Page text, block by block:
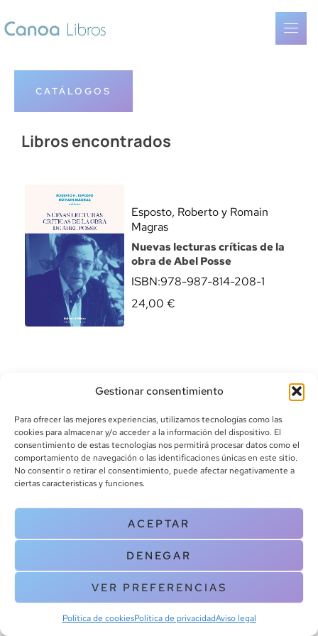
Gestionar consentimiento
Para ofrecer las mejores experiencias, utilizamos tecnologías como las
cookies para almacenar y/o acceder a la información del dispositivo. El
consentimiento de estas tecnologías nos permitirá procesar datos como el
comportamiento de navegación o las identificaciones únicas en este sitio.
No consentir o retirar el consentimiento, puede afectar negativamente a
ciertas características y funciones.
ACEPTAR
DENEGAR
VER PREFERENCIAS
Política de cookiesPolítica de privacidadAviso legal
CATÁLOGOS
Libros encontrados
Esposto, Roberto y Romain
Magras
Nuevas lecturas críticas de la
obra de Abel Posse
ISBN:978-987-814-208-1
24,00 €
info@canoalibros.com
pedidos@canoalibros.com
+34 934 242 391
CONTACTO
Copyright © 2025 Canoa Libros. All Rights Reserved |
cookies
| Aviso legal